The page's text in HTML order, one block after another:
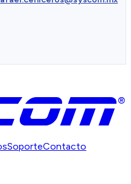
SoporteContacto